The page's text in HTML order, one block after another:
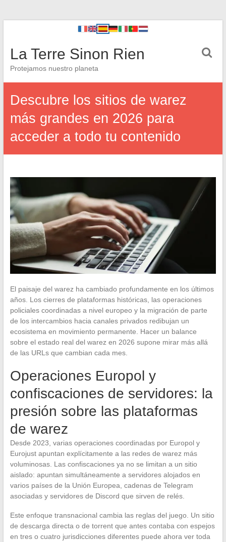
La Terre Sinon Rien
Protejamos nuestro planeta
Descubre los sitios de warez
más grandes en 2026 para
acceder a todo tu contenido
El paisaje del warez ha cambiado profundamente en los últimos
años. Los cierres de plataformas históricas, las operaciones
policiales coordinadas a nivel europeo y la migración de parte
de los intercambios hacia canales privados redibujan un
ecosistema en movimiento permanente. Hacer un balance
sobre el estado real del warez en 2026 supone mirar más allá
de las URLs que cambian cada mes.
Operaciones Europol y
confiscaciones de servidores: la
presión sobre las plataformas
de warez
Desde 2023, varias operaciones coordinadas por Europol y
Eurojust apuntan explícitamente a las redes de warez más
voluminosas. Las confiscaciones ya no se limitan a un sitio
aislado: apuntan simultáneamente a servidores alojados en
varios países de la Unión Europea, cadenas de Telegram
asociadas y servidores de Discord que sirven de relés.
Este enfoque transnacional cambia las reglas del juego. Un sitio
de descarga directa o de torrent que antes contaba con espejos
en tres o cuatro jurisdicciones diferentes puede ahora ver toda